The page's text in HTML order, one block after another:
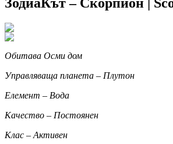
Обитава Осми дом
Управляваща планета – Плутон
Елемент – Вода
Качество – Постоянен
Клас – Активен